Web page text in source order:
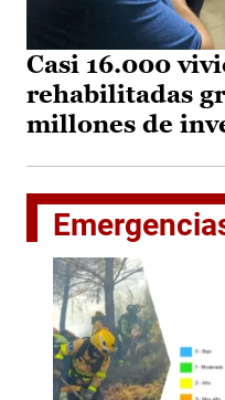
Casi 16.000
rehabilitadas
millones de